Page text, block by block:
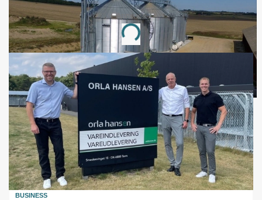
Annonce
Loading...
BUSINESS